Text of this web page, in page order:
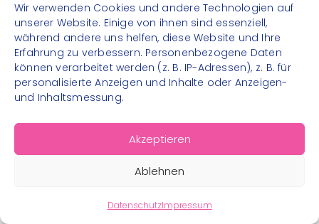
Wir verwenden Cookies und andere Technologien auf
unserer Website. Einige von ihnen sind essenziell,
während andere uns helfen, diese Website und Ihre
Erfahrung zu verbessern. Personenbezogene Daten
können verarbeitet werden (z. B. IP-Adressen), z. B. für
personalisierte Anzeigen und Inhalte oder Anzeigen-
und Inhaltsmessung.
Akzeptieren
Ablehnen
DatenschutzImpressum
Instagram
Facebook
© 2026 – Bewegungsland Steiermark gGmbH - Alle